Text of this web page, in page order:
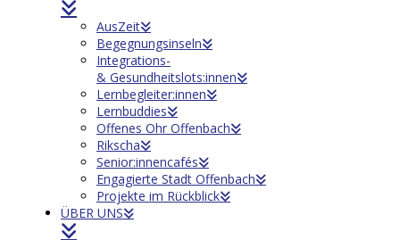
AusZeit
Begegnungsinseln
Integrations-
& Gesundheitslots:innen
Lernbegleiter:innen
Lernbuddies
Offenes Ohr Offenbach
Rikscha
Senior:innencafés
Engagierte Stadt Offenbach
Projekte im Rückblick
ÜBER UNS